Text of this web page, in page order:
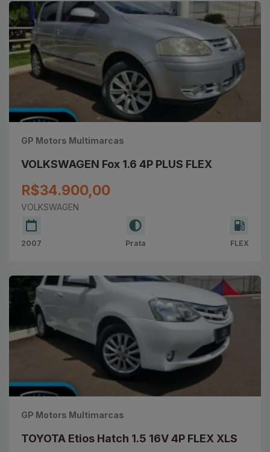
GP Motors Multimarcas
VOLKSWAGEN Fox 1.6 4P PLUS FLEX
R$34.900,00
VOLKSWAGEN
2007 Prata FLEX
GP Motors Multimarcas
TOYOTA Etios Hatch 1.5 16V 4P FLEX XLS